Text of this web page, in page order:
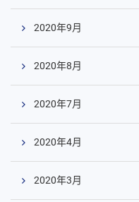
2020年9月
2020年8月
2020年7月
2020年4月
2020年3月